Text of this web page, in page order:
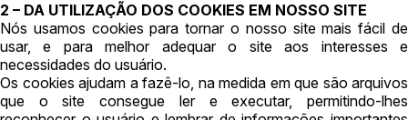
2 – DA UTILIZAÇÃO DOS COOKIES EM NOSSO SITE
Nós usamos cookies para tornar o nosso site mais fácil de
usar, e para melhor adequar o site aos interesses e
necessidades do usuário.
Os cookies ajudam a fazê-lo, na medida em que são arquivos
que o site consegue ler e executar, permitindo-lhes